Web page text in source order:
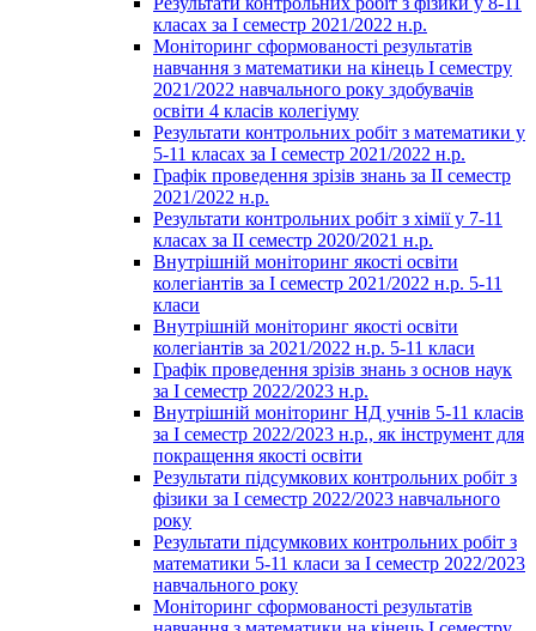
класах за І семестр 2021/2022 н.р.
Моніторинг сформованості результатів
навчання з математики на кінець І семестру
2021/2022 навчального року здобувачів
освіти 4 класів колегіуму
Результати контрольних робіт з математики у
5-11 класах за І семестр 2021/2022 н.р.
Графік проведення зрізів знань за ІІ семестр
2021/2022 н.р.
Результати контрольних робіт з хімії у 7-11
класах за ІІ семестр 2020/2021 н.р.
Внутрішній моніторинг якості освіти
колегіантів за І семестр 2021/2022 н.р. 5-11
класи
Внутрішній моніторинг якості освіти
колегіантів за 2021/2022 н.р. 5-11 класи
Графік проведення зрізів знань з основ наук
за І семестр 2022/2023 н.р.
Внутрішній моніторинг НД учнів 5-11 класів
за І семестр 2022/2023 н.р., як інструмент для
покращення якості освіти
Результати підсумкових контрольних робіт з
фізики за І семестр 2022/2023 навчального
року
Результати підсумкових контрольних робіт з
математики 5-11 класи за І семестр 2022/2023
навчального року
Моніторинг сформованості результатів